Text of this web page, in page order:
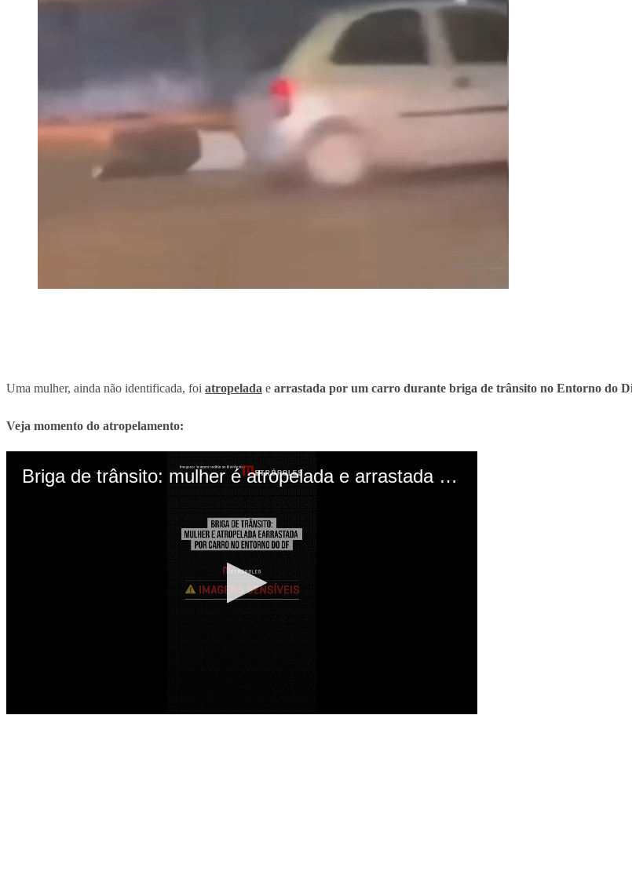
Uma mulher, ainda não identificada, foi atropelada e arrastada por um carro durante briga de trânsito no Entorno do
Veja momento do atropelamento: